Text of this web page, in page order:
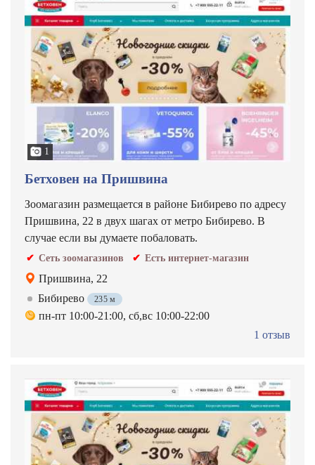
1
Бетховен на Пришвина
Зоомагазин размещается в районе Бибирево по адресу
Пришвина, 22 в двух шагах от метро Бибирево. В
случае если вы думаете побаловать.
Сеть зоомагазинов Есть интернет-магазин
Пришвина, 22
Бибирево
235 м
пн-пт 10:00-21:00, сб,вс 10:00-22:00
1 отзыв